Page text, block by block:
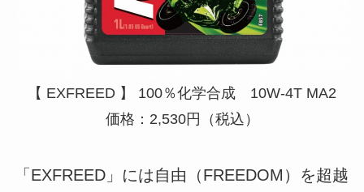
【 EXFREED 】 100％化学合成 10W-4T MA2
価格：2,530円（税込）
「EXFREED」には自由（FREEDOM）を超越